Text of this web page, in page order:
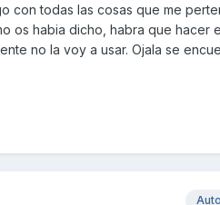
con todas las cosas que me
os habia dicho, habra que hacer
no la voy a usar. Ojala se